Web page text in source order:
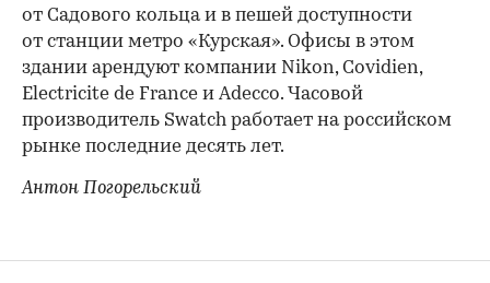
от Садового кольца и в пешей доступности
от станции метро «Курская». Офисы в этом
здании арендуют компании Nikon, Covidien,
Electricite de France и Adecco. Часовой
производитель Swatch работает на российском
рынке последние десять лет.
Антон Погорельский